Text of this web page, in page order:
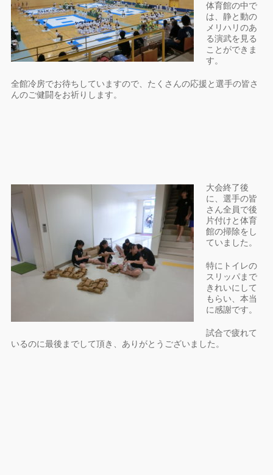
体育館の中で
は、静と動の
メリハリのあ
る演武を見る
ことができま
す。
全館冷房でお待ちしていますので、たくさんの応援と選手の皆さ
んのご健闘をお祈りします。
大会終了後
に、選手の皆
さん全員で後
片付けと体育
館の掃除をし
ていました。
特にトイレの
スリッパまで
きれいにして
もらい、本当
に感謝です。
試合で疲れて
いるのに最後までして頂き、ありがとうございました。